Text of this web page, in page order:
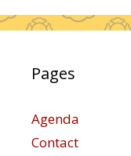
Pages
Agenda
Contact